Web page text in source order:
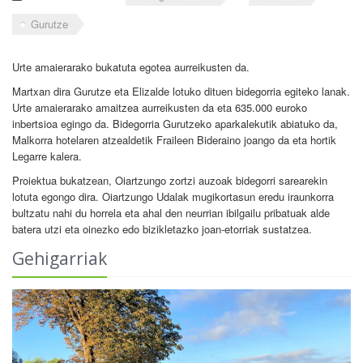
Gurutze
Urte amaierarako bukatuta egotea aurreikusten da.
Martxan dira Gurutze eta Elizalde lotuko dituen bidegorria egiteko lanak.
Urte amaierarako amaitzea aurreikusten da eta 635.000 euroko
inbertsioa egingo da. Bidegorria Gurutzeko aparkalekutik abiatuko da,
Malkorra hotelaren atzealdetik Fraileen Bideraino joango da eta hortik
Legarre kalera.
Proiektua bukatzean, Oiartzungo zortzi auzoak bidegorri sarearekin
lotuta egongo dira. Oiartzungo Udalak mugikortasun eredu iraunkorra
bultzatu nahi du horrela eta ahal den neurrian ibilgailu pribatuak alde
batera utzi eta oinezko edo bizikletazko joan-etorriak sustatzea.
Gehigarriak